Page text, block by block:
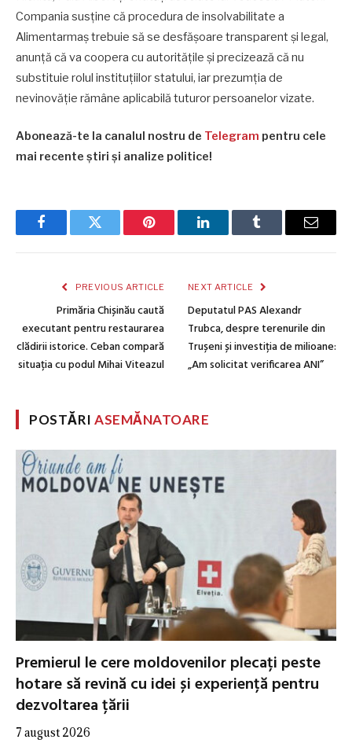
Compania susține că procedura de insolvabilitate a
Alimentarmaș trebuie să se desfășoare transparent și legal,
anunță că va coopera cu autoritățile și precizează că nu
substituie rolul instituțiilor statului, iar prezumția de
nevinovăție rămâne aplicabilă tuturor persoanelor vizate.
Abonează-te la canalul nostru de Telegram pentru cele
mai recente știri și analize politice!
FacebookTwitter Pinterest LinkedInTumblr Email
PREVIOUS ARTICLE
Primăria Chișinău caută
executant pentru restaurarea
clădirii istorice. Ceban compară
situația cu podul Mihai Viteazul
NEXT ARTICLE
Deputatul PAS Alexandr
Trubca, despre terenurile din
Trușeni și investiția de milioane:
„Am solicitat verificarea ANI”
POSTĂRIASEMĂNATOARE
Premierul le cere moldovenilor plecați peste
hotare să revină cu idei și experiență pentru
dezvoltarea țării
7 august 2026